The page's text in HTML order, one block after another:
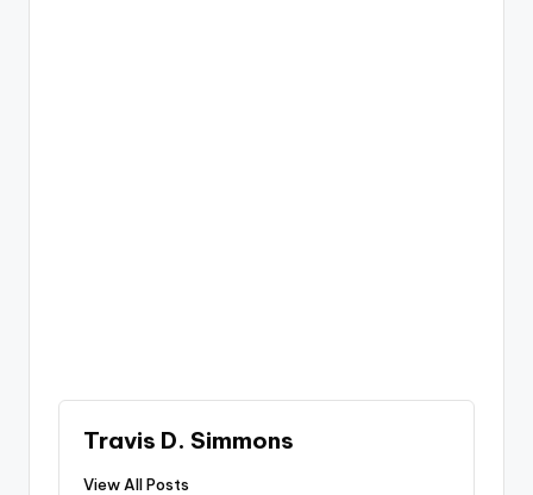
Travis D. Simmons
View All Posts